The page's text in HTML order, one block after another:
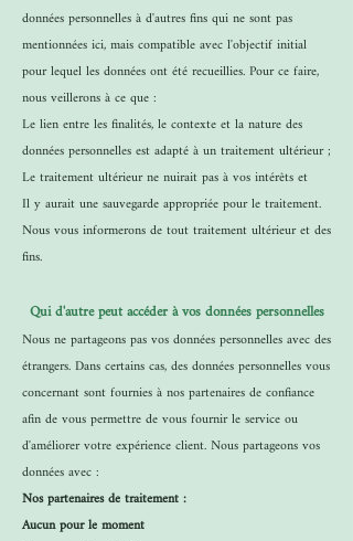
données personnelles à d'autres fins qui ne sont pas
mentionnées ici, mais compatible avec l'objectif initial
pour lequel les données ont été recueillies. Pour ce faire,
nous veillerons à ce que :
Le lien entre les finalités, le contexte et la nature des
données personnelles est adapté à un traitement ultérieur ;
Le traitement ultérieur ne nuirait pas à vos intérêts et
Il y aurait une sauvegarde appropriée pour le traitement.
Nous vous informerons de tout traitement ultérieur et des
fins.
Qui d'autre peut accéder à vos données personnelles
Nous ne partageons pas vos données personnelles avec des
étrangers. Dans certains cas, des données personnelles vous
concernant sont fournies à nos partenaires de confiance
afin de vous permettre de vous fournir le service ou
d'améliorer votre expérience client. Nous partageons vos
données avec :
Nos partenaires de traitement :
Aucun pour le moment